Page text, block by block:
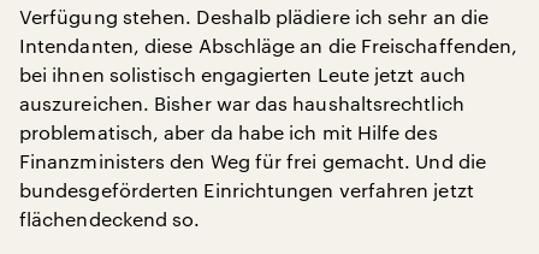
Verfügung stehen. Deshalb plädiere ich sehr an die
Intendanten, diese Abschläge an die Freischaffenden,
bei ihnen solistisch engagierten Leute jetzt auch
auszureichen. Bisher war das haushaltsrechtlich
problematisch, aber da habe ich mit Hilfe des
Finanzministers den Weg für frei gemacht. Und die
bundesgeförderten Einrichtungen verfahren jetzt
flächendeckend so.